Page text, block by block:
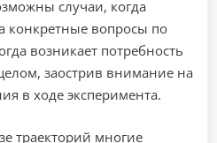
случаи, когда
конкретные вопросы по
возникает потребность
заострив внимание на
в ходе эксперимента.
траекторий многие